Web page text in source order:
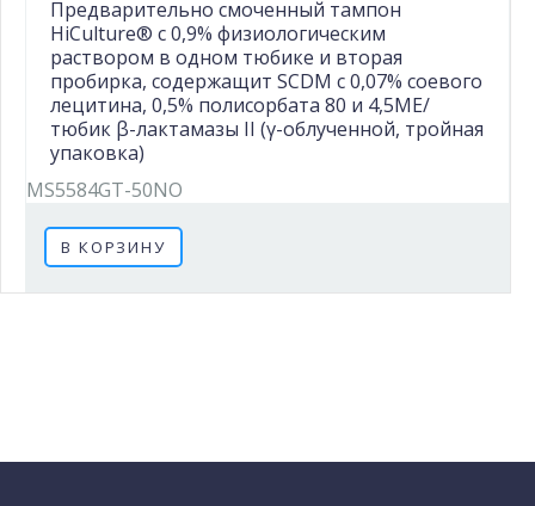
Предварительно смоченный тампон
HiCulture® с 0,9% физиологическим
раствором в одном тюбике и вторая
пробирка, содержащит SCDM с 0,07% соевого
лецитина, 0,5% полисорбата 80 и 4,5МЕ/
тюбик β-лактамазы II (γ-облученной, тройная
упаковка)
MS5584GT-50NO
В КОРЗИНУ